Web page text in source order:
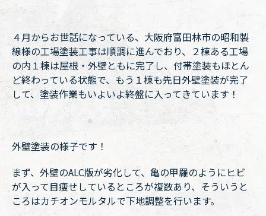
４月からお世話になっている、大阪府富田林市の昭和製
線様の工場塗装工事は順調に進んでおり、 ２棟ある工場
の内１棟は屋根・外壁ともに完了し、付帯塗装もほとん
ど終わっている状態で、もう１棟も先日外壁塗装が完了
して、塗装作業もいよいよ終盤に入ってきています！
外壁塗装の様子です！
まず、外壁のALC版が劣化して、亀の甲羅のようにヒビ
が入って目痩せしているところが複数あり、そういうと
ころはカチオンモルタルで下地調整を行います。